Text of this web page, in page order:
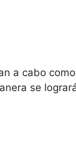
a cabo
se